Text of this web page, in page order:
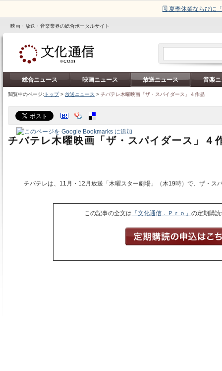
🗓️ 夏季休業ならびに
映画・放送・音楽業界の総合ポータルサイト
総合ニュース 映画ニュース 放送ニュース 音楽
閲覧中のページ: トップ> 放送ニュース > チバテレ木曜映画「ザ・スパイダース」４作品
チバテレ木曜映画「ザ・スパイダース」４
チバテレは、11月・12月放送「木曜スター劇場」（木19時）で、ザ・
この記事の全文は 「文化通信．Ｐｒｏ」の定期購